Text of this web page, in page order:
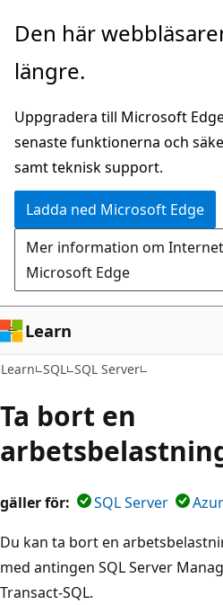
Hoppa
huvudinnehåll
Den här
längre.
Uppgradera till Microsoft
senaste funktionerna och
samt teknisk support.
Ladda ned Microsoft Edge
Mer information om
Microsoft Edge
Learn
Learn SQL SQL Server
Ta bort en
gäller för: SQL Server
Du kan ta bort en
med antingen SQL Server
Transact-SQL.